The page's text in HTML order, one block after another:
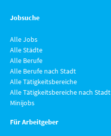
Jobsuche
Alle Jobs
Alle Städte
Alle Berufe
Alle Berufe nach Stadt
Alle Tätigkeitsbereiche
Alle Tätigkeitsbereiche nach Stadt
Minijobs
Für Arbeitgeber